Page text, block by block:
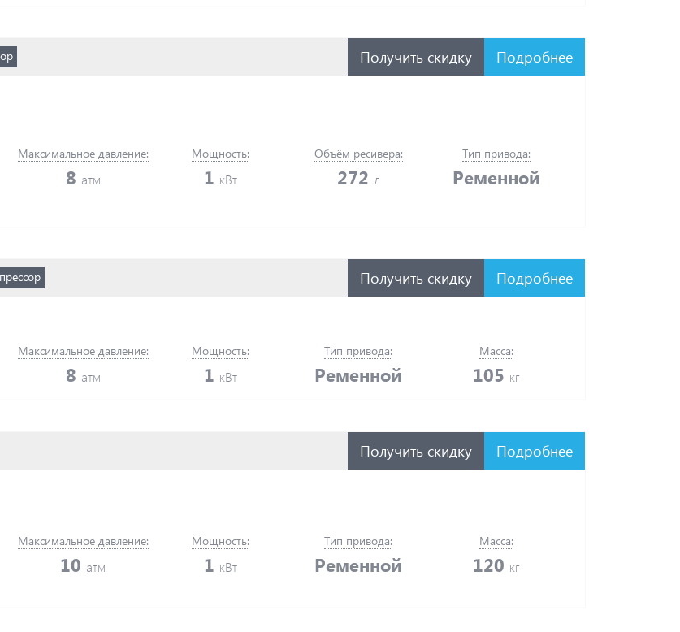
Получить скидку Подробнее
Максимальное давление:
8 атм
Мощность:
1 кВт
Объём ресивера:
272 л
Тип привода:
Ременной
Получить скидку Подробнее
Максимальное давление:
8 атм
Мощность:
1 кВт
Тип привода:
Ременной
Масса:
105 кг
Получить скидку Подробнее
Максимальное давление:
10 атм
Мощность:
1 кВт
Тип привода:
Ременной
Масса:
120 кг